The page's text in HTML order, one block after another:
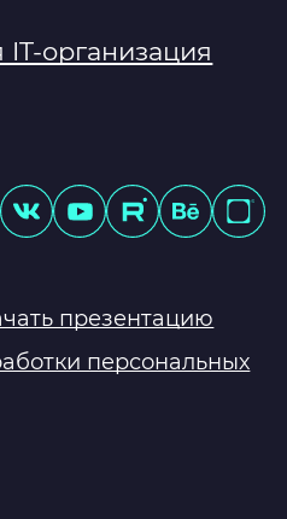
организация
презентацию
персональных